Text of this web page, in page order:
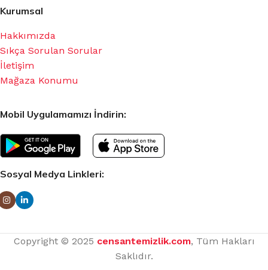
Kurumsal
Hakkımızda
Sıkça Sorulan Sorular
İletişim
Mağaza Konumu
Mobil Uygulamamızı İndirin:
Sosyal Medya Linkleri:
Copyright © 2025 censantemizlik.com, Tüm Hakları
Saklıdır.